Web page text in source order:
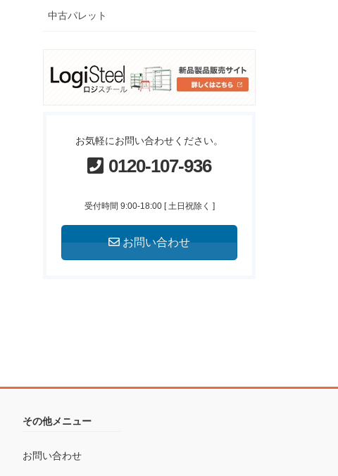
中古パレット
お気軽にお問い合わせください。
0120-107-936
受付時間 9:00-18:00 [ 土日祝除く ]
お問い合わせ
その他メニュー
お問い合わせ